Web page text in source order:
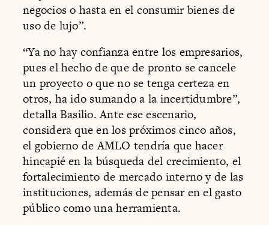
negocios o hasta en el consumir bienes de
uso de lujo”.
“Ya no hay confianza entre los empresarios,
pues el hecho de que de pronto se cancele
un proyecto o que no se tenga certeza en
otros, ha ido sumando a la incertidumbre”,
detalla Basilio. Ante ese escenario,
considera que en los próximos cinco años,
el gobierno de AMLO tendría que hacer
hincapié en la búsqueda del crecimiento, el
fortalecimiento de mercado interno y de las
instituciones, además de pensar en el gasto
público como una herramienta.